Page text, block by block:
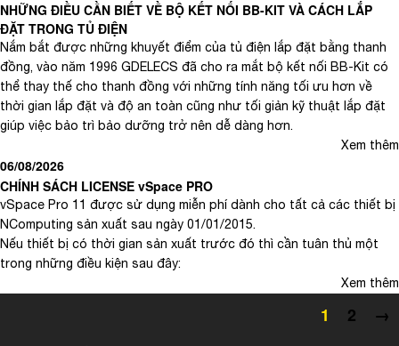
NHỮNG ĐIỀU CẦN BIẾT VỀ BỘ KẾT NỐI BB-KIT VÀ CÁCH LẮP
ĐẶT TRONG TỦ ĐIỆN
Nắm bắt được những khuyết điểm của tủ điện lắp đặt bằng thanh
đồng, vào năm 1996 GDELECS đã cho ra mắt bộ kết nối BB-Kit có
thể thay thế cho thanh đồng với những tính năng tối ưu hơn về
thời gian lắp đặt và độ an toàn cũng như tối giản kỹ thuật lắp đặt
giúp việc bảo trì bảo dưỡng trở nên dễ dàng hơn.
Xem thêm
06/08/2026
CHÍNH SÁCH LICENSE vSpace PRO
vSpace Pro 11 được sử dụng miễn phí dành cho tất cả các thiết bị
NComputing sản xuất sau ngày 01/01/2015.
Nếu thiết bị có thời gian sản xuất trước đó thì cần tuân thủ một
trong những điều kiện sau đây:
Xem thêm
1 2 →